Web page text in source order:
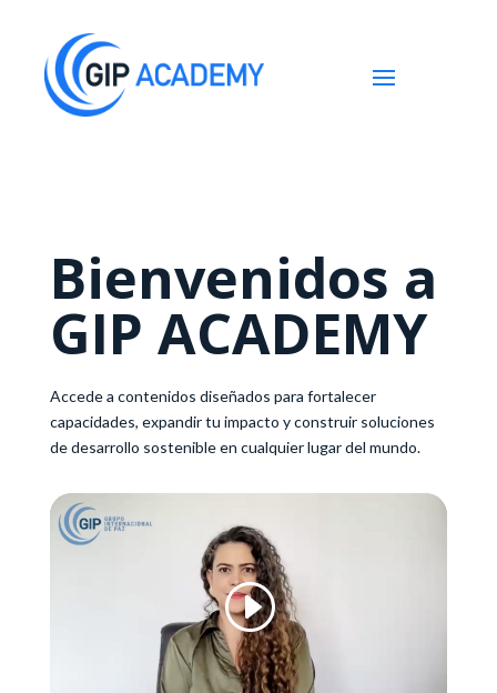
Bienvenidos a
GIP ACADEMY
Accede a contenidos diseñados para fortalecer
capacidades, expandir tu impacto y construir soluciones
de desarrollo sostenible en cualquier lugar del mundo.